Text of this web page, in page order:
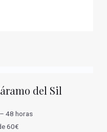
del Sil
48 horas
60€